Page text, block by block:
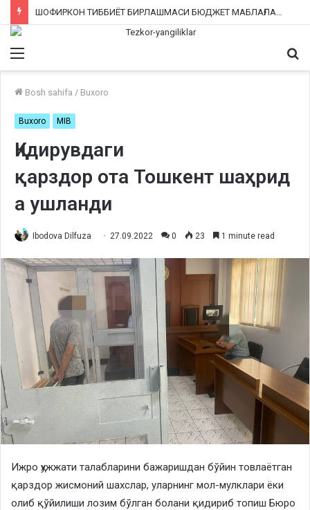
ШОФИРКОН ТИББИЁТ БИРЛАШМАСИ БЮДЖЕТ МАБЛАҒЛАРИНИ ТАЛОН-ТАРОЖ ҚИЛИНГАНИ РОСТМИ?
Menu
Bosh sahifa / Buxoro
Buxoro MIB
Қидирувдаги
қарздор ота Тошкент шаҳрид
а ушланди
Ibodova Dilfuza 27.09.2022 0 23 1 minute read
​Ижро ҳужжати талабларини бажаришдан бўйин товлаётган
қарздор жисмоний шахслар, уларнинг мол-мулклари ёки
олиб қўйилиши лозим бўлган болани қидириб топиш Бюро